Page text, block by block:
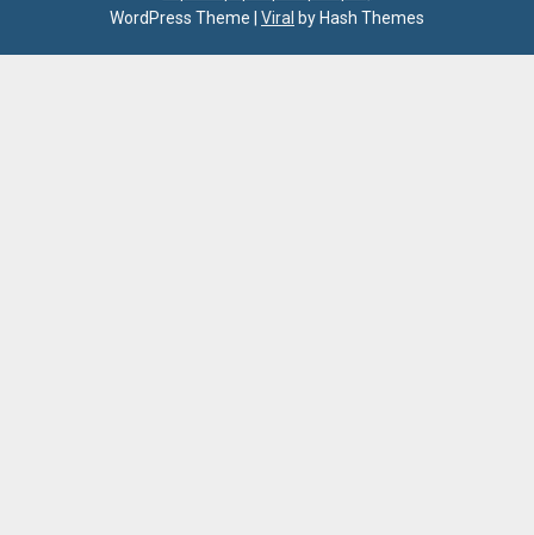
WordPress Theme | Viral by Hash Themes